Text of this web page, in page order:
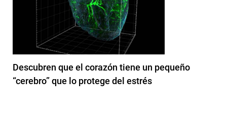
Descubren que el corazón tiene un pequeño
“cerebro” que lo protege del estrés